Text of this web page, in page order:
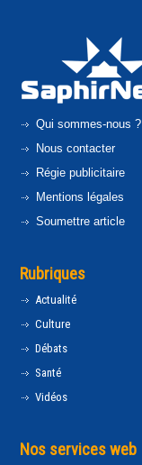
Qui sommes-nous ?
Nous contacter
Régie publicitaire
Mentions légales
Soumettre article
Rubriques
Actualité
Culture
Débats
Santé
Vidéos
Nos services web